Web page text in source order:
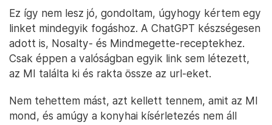
Ez így nem lesz jó, gondoltam, úgyhogy kértem egy
linket mindegyik fogáshoz. A ChatGPT készségesen
adott is, Nosalty- és Mindmegette-receptekhez.
Csak éppen a valóságban egyik link sem létezett,
az MI találta ki és rakta össze az url-eket.
Nem tehettem mást, azt kellett tennem, amit az MI
mond, és amúgy a konyhai kísérletezés nem áll